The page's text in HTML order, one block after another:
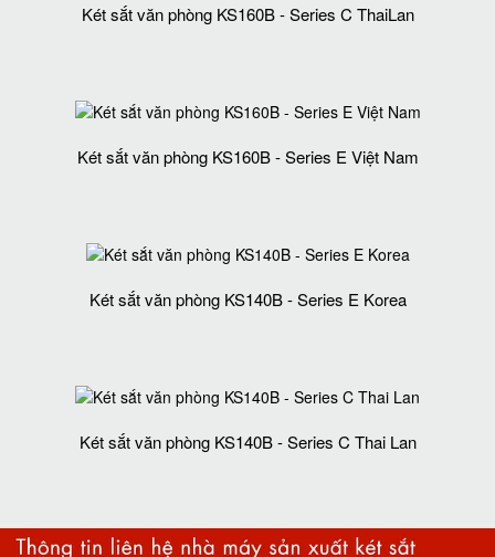
Két sắt văn phòng KS160B - Series C ThaiLan
Két sắt văn phòng KS160B - Series E Việt Nam
Két sắt văn phòng KS140B - Series E Korea
Két sắt văn phòng KS140B - Series C Thai Lan